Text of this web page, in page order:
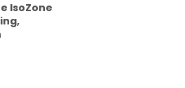
IsoZone